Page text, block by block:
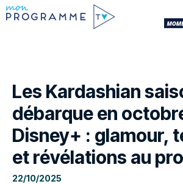
Les Kardashian
débarque en
Disney+ : glamour,
et révélations au
22/10/2025